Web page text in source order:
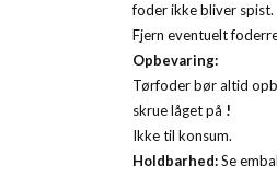
foder ikke bliver spist.
Fjern eventuelt
Opbevaring:
Tørfoder bør altid
skrue låget på !
Ikke til konsum.
Holdbarhed:Se